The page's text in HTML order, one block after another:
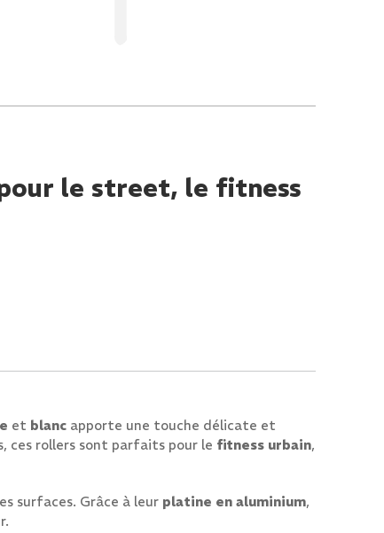
le street, le fitness
et blanc apporte une touche délicate et
ces rollers sont parfaits pour le fitness urbain,
surfaces. Grâce à leur platine en aluminium,